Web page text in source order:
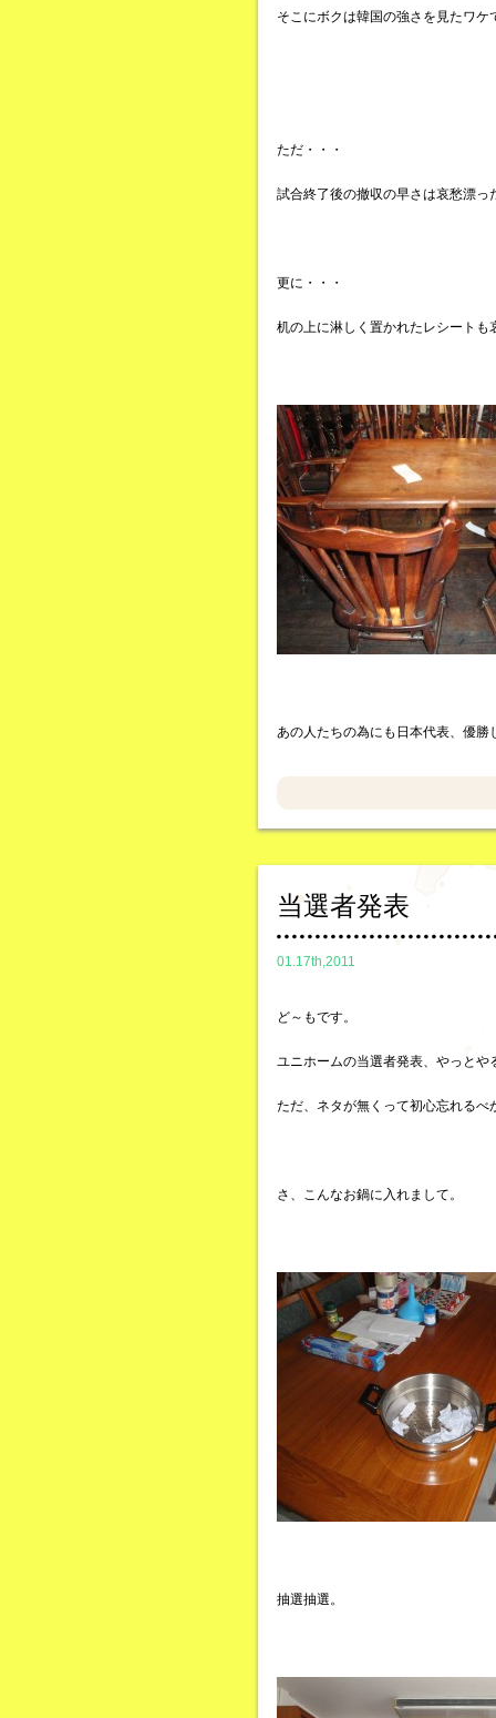
そこにボクは韓国の強さを見たワケ
ただ・・・
試合終了後の撤収の早さは哀愁漂っ
更に・・・
机の上に淋しく置かれたレシートも
あの人たちの為にも日本代表、優勝
当選者発表
01.17th,2011
ど～もです。
ユニホームの当選者発表、やっとや
ただ、ネタが無くって初心忘れる
さ、こんなお鍋に入れまして。
抽選抽選。